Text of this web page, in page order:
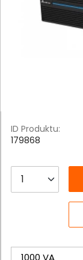
ID Produktu:
179868
1000 VA